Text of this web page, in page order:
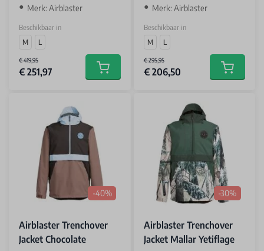
Merk: Airblaster
Beschikbaar in
M
L
€ 419,95
€ 251,97 Add to cart
Merk: Airblaster
Beschikbaar in
M
L
€ 295,95
€ 206,50 Add to
-40%
Airblaster Trenchover
Jacket Chocolate
-30%
Airblaster Trenchover
Jacket Mallar Yetiflage